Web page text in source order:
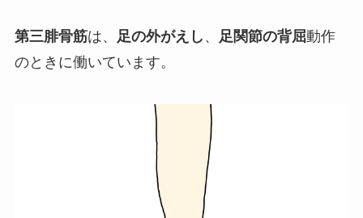
第三腓骨筋は、 足の外がえし 、 足関節の背屈動作
のときに働いています。